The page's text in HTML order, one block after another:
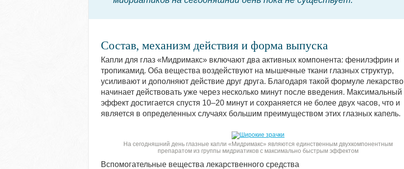
Состав, механизм действия и форма выпуска
Капли для глаз «Мидримакс» включают два активных компонента: фенилэфрин и
тропикамид. Оба вещества воздействуют на мышечные ткани глазных структур,
усиливают и дополняют действие друг друга. Благодаря такой формуле лекарство
начинает действовать уже через несколько минут после введения. Максимальный
эффект достигается спустя 10–20 минут и сохраняется не более двух часов, что и
является в определенных случаях большим преимуществом этих глазных капель.
На сегодняшний день глазные капли «Мидримакс» являются единственным двухкомпонентным
препаратом из группы мидриатиков с максимально быстрым эффектом
Вспомогательные вещества лекарственного средства